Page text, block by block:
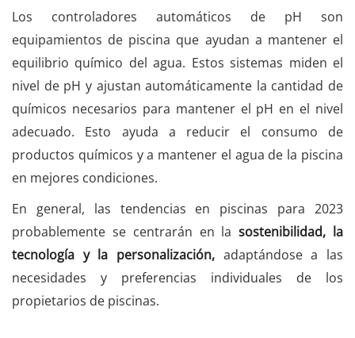
Los controladores automáticos de pH son
equipamientos de piscina que ayudan a mantener el
equilibrio químico del agua. Estos sistemas miden el
nivel de pH y ajustan automáticamente la cantidad de
químicos necesarios para mantener el pH en el nivel
adecuado. Esto ayuda a reducir el consumo de
productos químicos y a mantener el agua de la piscina
en mejores condiciones.
En general, las tendencias en piscinas para 2023
probablemente se centrarán en lasostenibilidad, la
tecnología y la personalización, adaptándose a las
necesidades y preferencias individuales de los
propietarios de piscinas.